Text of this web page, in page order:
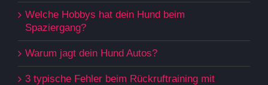
Welche Hobbys hat dein Hund beim
Spaziergang?
Warum jagt dein Hund Autos?
3 typische Fehler beim Rückruftraining mit